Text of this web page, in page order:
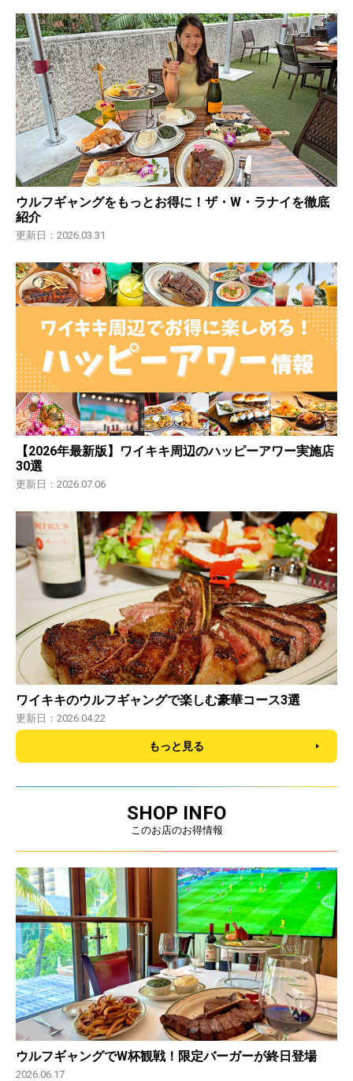
ウルフギャングをもっとお得に！ザ・W・ラナイを徹底
紹介
更新日：2026.03.31
【2026年最新版】ワイキキ周辺のハッピーアワー実施店
30選
更新日：2026.07.06
ワイキキのウルフギャングで楽しむ豪華コース3選
更新日：2026.04.22
もっと見る
SHOP INFO
このお店のお得情報
ウルフギャングでW杯観戦！限定バーガーが終日登場
2026.06.17